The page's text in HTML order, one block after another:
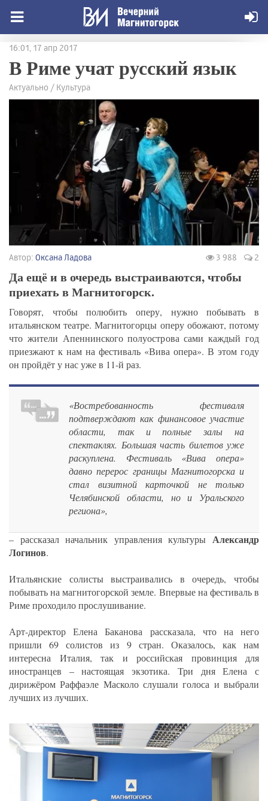
16:01, 17 апр 2017
В Риме учат русский язык
Актуально / Культура
Автор: Оксана Ладова 3 988 2
Да ещё и в очередь выстраиваются, чтобы
приехать в Магнитогорск.
Говорят, чтобы полюбить оперу, нужно побывать в
итальянском театре. Магнитогорцы оперу обожают, потому
что жители Апеннинского полуострова сами каждый год
приезжают к нам на фестиваль «Вива опера». В этом году
он пройдёт у нас уже в 11-й раз.
«Востребованность фестиваля
подтверждают как финансовое участие
области, так и полные залы на
спектаклях. Большая часть билетов уже
раскуплена. Фестиваль «Вива опера»
давно перерос границы Магнитогорска и
стал визитной карточкой не только
Челябинской области, но и Уральского
региона»,
– рассказал начальник управления культуры Александр
Логинов.
Итальянские солисты выстраивались в очередь, чтобы
побывать на магнитогорской земле. Впервые на фестиваль в
Риме проходило прослушивание.
Арт-директор Елена Баканова рассказала, что на него
пришли 69 солистов из 9 стран. Оказалось, как нам
интересна Италия, так и российская провинция для
иностранцев – настоящая экзотика. Три дня Елена с
дирижёром Раффаэле Масколо слушали голоса и выбрали
лучших из лучших.